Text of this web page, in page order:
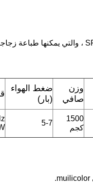
وزن
صافي
ضغط الهواء
(بار)
1500
كجم
5-7